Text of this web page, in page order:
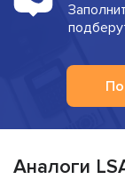
Аналоги